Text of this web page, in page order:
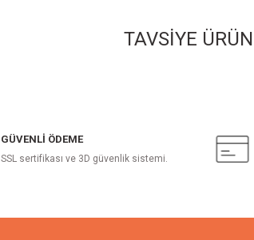
TAVSİYE
GÜVENLİ ÖDEME
SSL sertifikası ve 3D güvenlik sistemi.